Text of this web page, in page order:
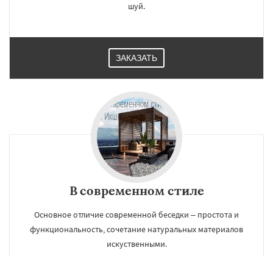
шуй.
ЗАКАЗАТЬ
В современном стиле
Основное отличие современной беседки – простота и
функциональность, сочетание натуральных материалов
искуственными.